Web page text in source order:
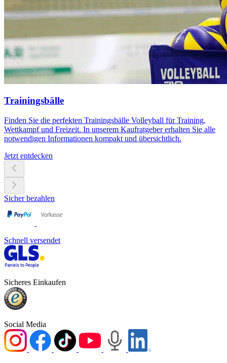
Trainingsbälle
Finden Sie die perfekten Trainingsbälle Volleyball für Training,
Wettkampf und Freizeit. In unserem Kaufratgeber erhalten Sie alle
notwendigen Informationen kompakt und übersichtlich.
Jetzt entdecken
Sicher bezahlen
Schnell versendet
Sicheres Einkaufen
Social Media